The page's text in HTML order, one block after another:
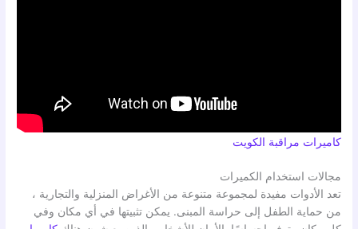
كاميرات مراقبة الكويت
مجالات استخدام الكميرات
تعد الأدوات مفيدة لمجموعة متنوعة من الأغراض المنزلية والتجارية ،
من حماية الطفل إلى حراسة المبنى. يمكن تثبيتها في أي مكان وفي